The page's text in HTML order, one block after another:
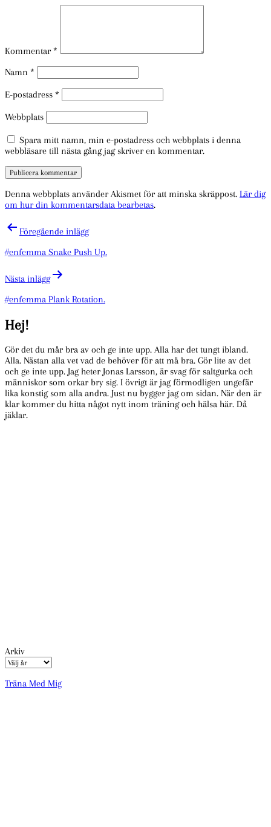
Kommentar *
Namn *
E-postadress *
Webbplats
Spara mitt namn, min e-postadress och webbplats i denna
webbläsare till nästa gång jag skriver en kommentar.
Denna webbplats använder Akismet för att minska skräppost. Lär dig
om hur din kommentarsdata bearbetas.
Inläggsnavigering
Föregående inlägg
#enfemma Snake Push Up.
Nästa inlägg
#enfemma Plank Rotation.
Hej!
Gör det du mår bra av och ge inte upp. Alla har det tungt ibland.
Alla. Nästan alla vet vad de behöver för att må bra. Gör lite av det
och ge inte upp. Jag heter Jonas Larsson, är svag för saltgurka och
människor som orkar bry sig. I övrigt är jag förmodligen ungefär
lika konstig som alla andra. Just nu bygger jag om sidan. När den är
klar kommer du hitta något nytt inom träning och hälsa här. Då
jäklar.
Arkiv
Träna Med Mig